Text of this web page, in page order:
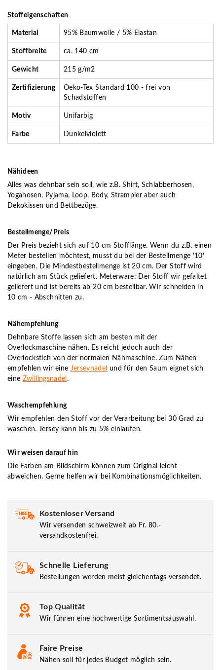
Stoffeigenschaften
Material 95% Baumwolle / 5% Elastan
Stoffbreite ca. 140 cm
Gewicht 215 g/m2
Zertifizierung
Oeko-Tex Standard 100 - frei von
Schadstoffen
Motiv Unifarbig
Farbe Dunkelviolett
Nähideen
Alles was dehnbar sein soll, wie z.B. Shirt, Schlabberhosen,
Yogahosen, Pyjama, Loop, Body, Strampler aber auch
Dekokissen und Bettbezüge.
Bestellmenge/Preis
Der Preis bezieht sich auf 10 cm Stofflänge. Wenn du z.B. einen
Meter bestellen möchtest, musst du bei der Bestellmenge '10'
eingeben. Die Mindestbestellmenge ist 20 cm. Der Stoff wird
natürlich am Stück geliefert. Meterware: Der Stoff wir gefaltet
geliefert und ist bereits ab 20 cm bestellbar. Wir schneiden in
10 cm - Abschnitten zu.
Nähempfehlung
Dehnbare Stoffe lassen sich am besten mit der
Overlockmaschine nähen. Es reicht jedoch auch der
Overlockstich von der normalen Nähmaschine. Zum Nähen
empfehlen wir eine Jerseynadel
und für den Saum eignet sich
eine Zwillingsnadel .
Waschempfehlung
Wir empfehlen den Stoff vor der Verarbeitung bei 30 Grad zu
waschen. Jersey kann bis zu 5% einlaufen.
Wir weisen darauf hin
Die Farben am Bildschirm können zum Original leicht
abweichen. Gerne helfen wir bei Kombinationsmöglichkeiten.
Kostenloser Versand
Wir versenden schweizweit ab Fr. 80.-
versandkostenfrei.
Schnelle Lieferung
Bestellungen werden meist gleichentags versendet.
Top Qualität
Wir führen eine hochwertige Sortimentsauswahl.
Faire Preise
Nähen soll für jedes Budget möglich sein.